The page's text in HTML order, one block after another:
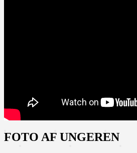
FOTO AF UNGEREN